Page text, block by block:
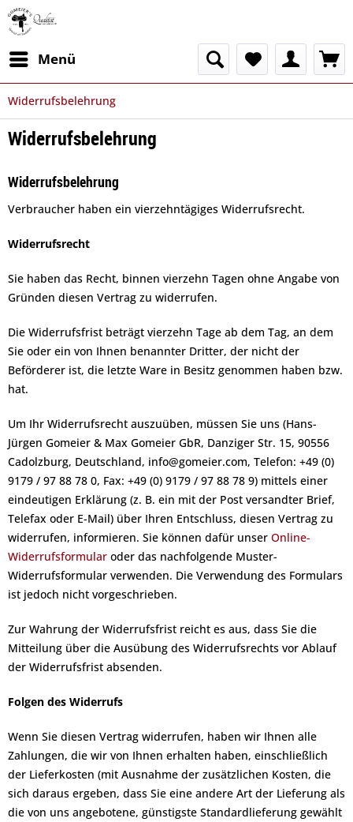
Menü
Widerrufsbelehrung
Widerrufsbelehrung
Widerrufsbelehrung
Verbraucher haben ein vierzehntägiges Widerrufsrecht.
Widerrufsrecht
Sie haben das Recht, binnen vierzehn Tagen ohne Angabe von
Gründen diesen Vertrag zu widerrufen.
Die Widerrufsfrist beträgt vierzehn Tage ab dem Tag, an dem
Sie oder ein von Ihnen benannter Dritter, der nicht der
Beförderer ist, die letzte Ware in Besitz genommen haben bzw.
hat.
Um Ihr Widerrufsrecht auszuüben, müssen Sie uns (Hans-
Jürgen Gomeier & Max Gomeier GbR, Danziger Str. 15, 90556
Cadolzburg, Deutschland, info@gomeier.com, Telefon: +49 (0)
9179 / 97 88 78 0, Fax: +49 (0) 9179 / 97 88 78 9) mittels einer
eindeutigen Erklärung (z. B. ein mit der Post versandter Brief,
Telefax oder E-Mail) über Ihren Entschluss, diesen Vertrag zu
widerrufen, informieren. Sie können dafür unser Online-
Widerrufsformular oder das nachfolgende Muster-
Widerrufsformular verwenden. Die Verwendung des Formulars
ist jedoch nicht vorgeschrieben.
Zur Wahrung der Widerrufsfrist reicht es aus, dass Sie die
Mitteilung über die Ausübung des Widerrufsrechts vor Ablauf
der Widerrufsfrist absenden.
Folgen des Widerrufs
Wenn Sie diesen Vertrag widerrufen, haben wir Ihnen alle
Zahlungen, die wir von Ihnen erhalten haben, einschließlich
der Lieferkosten (mit Ausnahme der zusätzlichen Kosten, die
sich daraus ergeben, dass Sie eine andere Art der Lieferung als
die von uns angebotene, günstigste Standardlieferung gewählt